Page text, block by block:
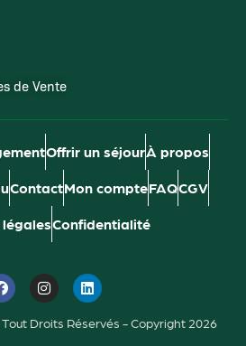
de Vente
Offrir un séjourÀ propos
ContactMon compteFAQCGV
Confidentialité
Droits Réservés - Copyright 2026